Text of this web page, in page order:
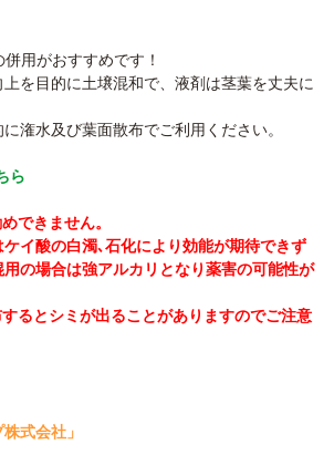
用がおすすめです！
を目的に土壌混和で、液剤は茎葉を丈夫に
潅水及び葉面散布でご利用ください。
ら
できません。
イ酸の白濁､石化により効能が期待できず
の場合は強アルカリとなり薬害の可能性が
るとシミが出ることがありますのでご注意
式会社」